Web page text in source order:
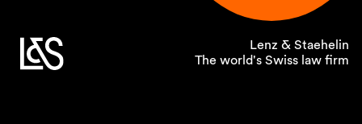
Lenz & Staehelin
The world's Swiss law firm